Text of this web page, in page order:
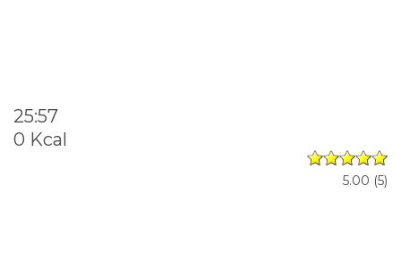
25:57
0 Kcal
5.00 (5)